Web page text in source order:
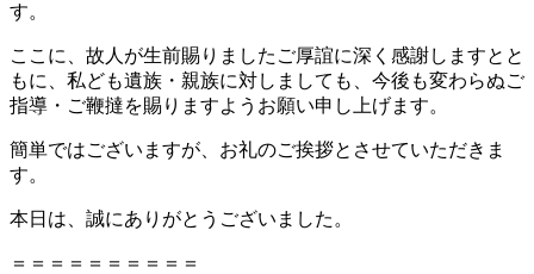
す。
ここに、故人が生前賜りましたご厚誼に深く感謝しますとと
もに、私ども遺族・親族に対しましても、今後も変わらぬご
指導・ご鞭撻を賜りますようお願い申し上げます。
簡単ではございますが、お礼のご挨拶とさせていただきま
す。
本日は、誠にありがとうございました。
＝＝＝＝＝＝＝＝＝＝